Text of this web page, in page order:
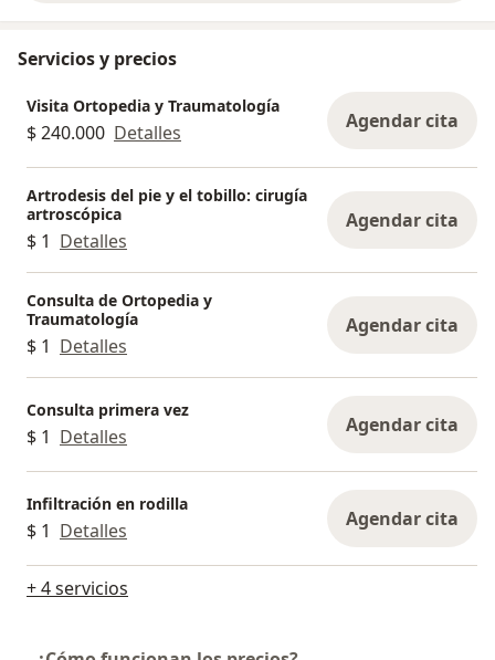
Servicios y precios
Visita Ortopedia y Traumatología
$ 240.000 Detalles Agendar cita
Artrodesis del pie y el tobillo: cirugía
artroscópica
$ 1 Detalles
Agendar cita
Consulta de Ortopedia y
Traumatología
$ 1 Detalles
Agendar cita
Consulta primera vez
$ 1 Detalles Agendar cita
Infiltración en rodilla
$ 1 Detalles Agendar cita
+ 4 servicios